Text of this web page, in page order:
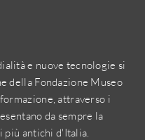
e nuove tecnologie si
della Fondazione Museo
attraverso i
da sempre la
più antichi d'Italia.